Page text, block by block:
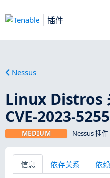
插件
Nessus
Linux Distros
CVE-2023-
MEDIUM Nessus 插
信息 依存关系 依